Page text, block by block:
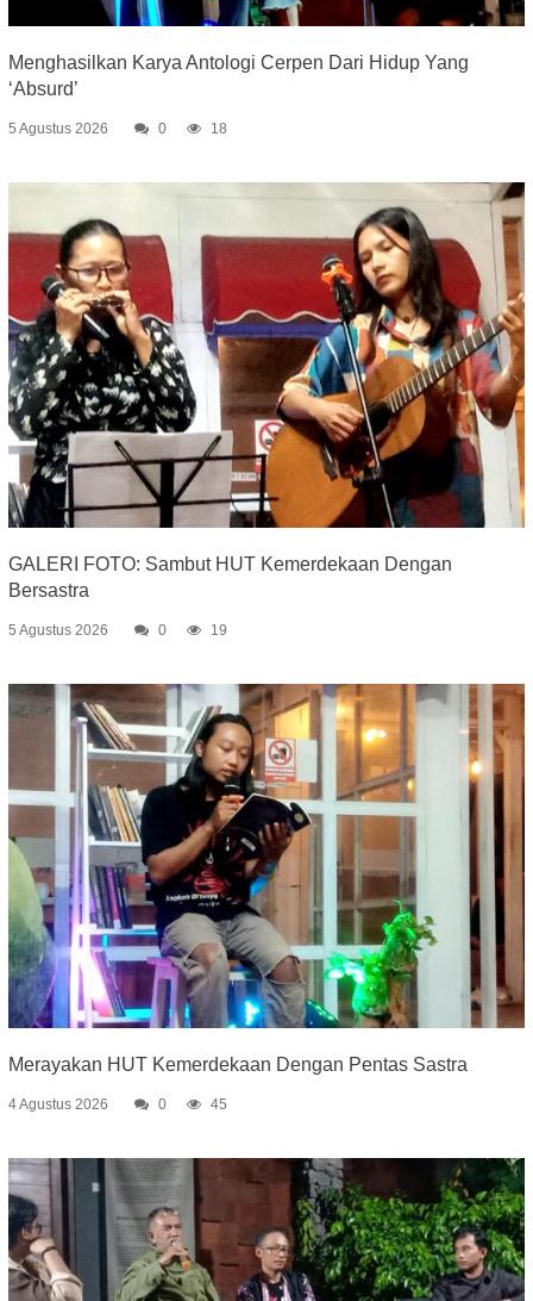
Menghasilkan Karya Antologi Cerpen Dari Hidup Yang
‘Absurd’
5 Agustus 2026 0 18
GALERI FOTO: Sambut HUT Kemerdekaan Dengan
Bersastra
5 Agustus 2026 0 19
Merayakan HUT Kemerdekaan Dengan Pentas Sastra
4 Agustus 2026 0 45